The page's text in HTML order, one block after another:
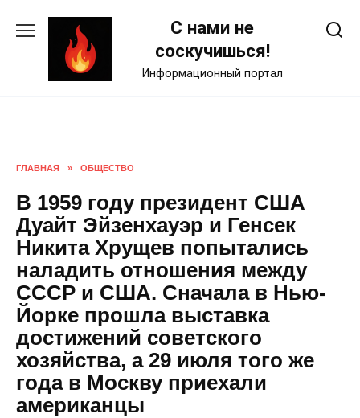
С нами не
соскучишься!
Информационный портал
ГЛАВНАЯ » ОБЩЕСТВО
В 1959 году президент США
Дуайт Эйзенхауэр и Генсек
Никита Хрущев попытались
наладить отношения между
СССР и США. Сначала в Нью-
Йорке прошла выставка
достижений советского
хозяйства, а 29 июля того же
года в Москву приехали
американцы